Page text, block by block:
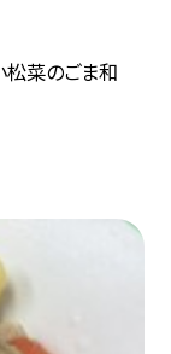
松菜のごま和